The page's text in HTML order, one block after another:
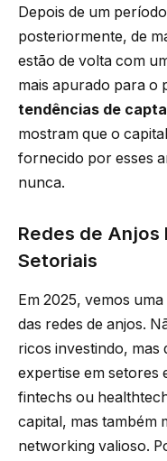
Depois de um
posteriormente, de
estão de volta com
mais apurado para o
tendências de
mostram que o
fornecido por esses
nunca.
Redes de Anjos
Setoriais
Em 2025, vemos
das redes de anjos.
ricos investindo,
expertise em setores
fintechs ou
capital, mas também
networking valioso.